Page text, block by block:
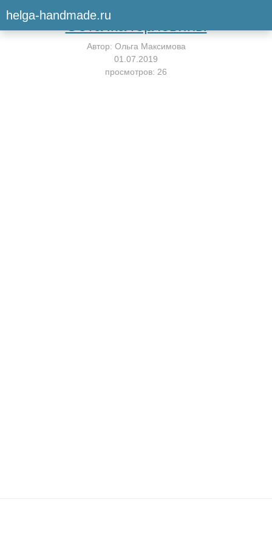
helga-handmade.ruВернуться к мастер-классу
Обтачка горловины
Автор: Ольга Максимова
01.07.2019
просмотров: 26